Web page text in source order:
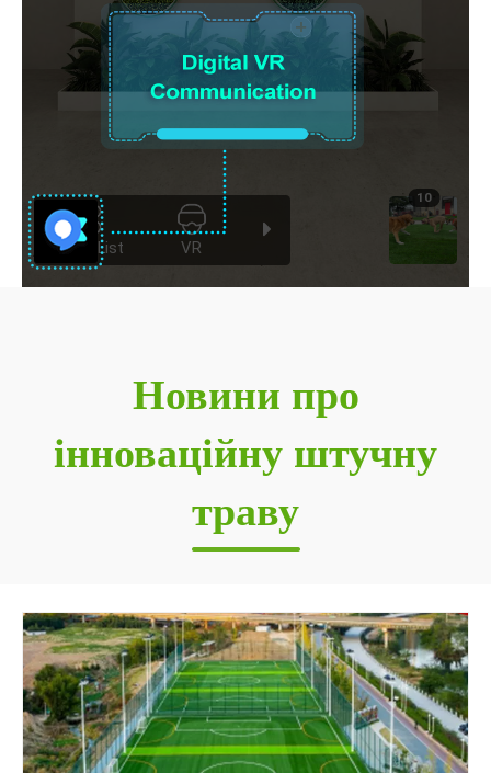
Новини про
інноваційну штучну
траву